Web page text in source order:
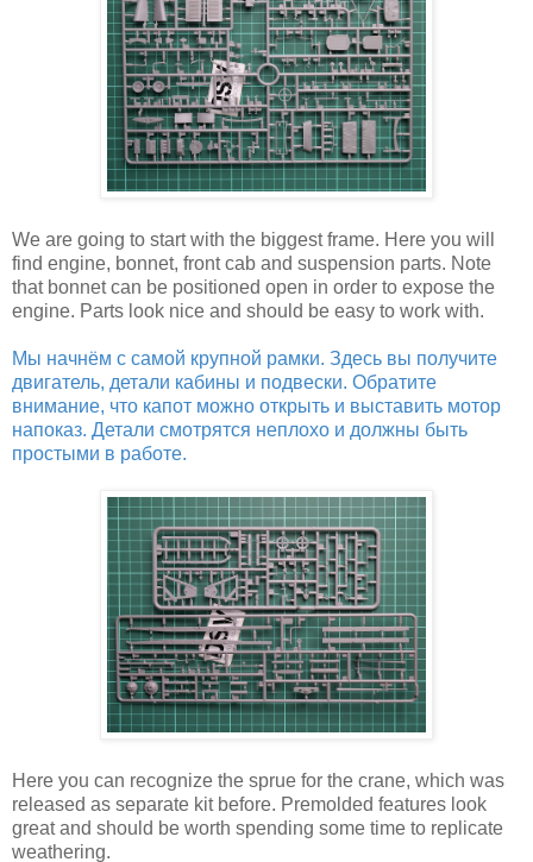
We are going to start with the biggest frame. Here you will
find engine, bonnet, front cab and suspension parts. Note
that bonnet can be positioned open in order to expose the
engine. Parts look nice and should be easy to work with.
Мы начнём с самой крупной рамки. Здесь вы получите
двигатель, детали кабины и подвески. Обратите
внимание, что капот можно открыть и выставить мотор
напоказ. Детали смотрятся неплохо и должны быть
простыми в работе.
Here you can recognize the sprue for the crane, which was
released as separate kit before. Premolded features look
great and should be worth spending some time to replicate
weathering.